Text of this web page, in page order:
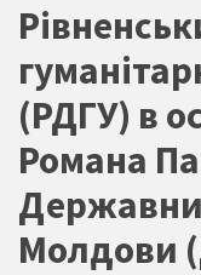
(РДГУ) в
Романа
Молдови